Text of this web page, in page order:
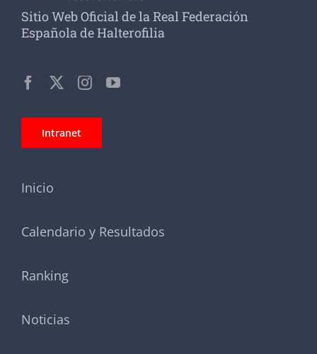
Sitio Web Oficial de la Real Federación
Española de Halterofilia
Intranet
Inicio
Calendario y Resultados
Ranking
Noticias